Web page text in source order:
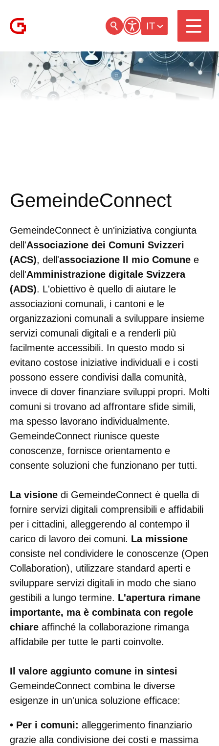
IT
GemeindeConnect
GemeindeConnect è un'iniziativa congiunta
dell'Associazione dei Comuni Svizzeri
(ACS), dell'associazione Il mio Comune e
dell'Amministrazione digitale Svizzera
(ADS). L'obiettivo è quello di aiutare le
associazioni comunali, i cantoni e le
organizzazioni comunali a sviluppare insieme
servizi comunali digitali e a renderli più
facilmente accessibili. In questo modo si
evitano costose iniziative individuali e i costi
possono essere condivisi dalla comunità,
invece di dover finanziare sviluppi propri. Molti
comuni si trovano ad affrontare sfide simili,
ma spesso lavorano individualmente.
GemeindeConnect riunisce queste
conoscenze, fornisce orientamento e
consente soluzioni che funzionano per tutti.
La visione di GemeindeConnect è quella di
fornire servizi digitali comprensibili e affidabili
per i cittadini, alleggerendo al contempo il
carico di lavoro dei comuni. La missione
consiste nel condividere le conoscenze (Open
Collaboration), utilizzare standard aperti e
sviluppare servizi digitali in modo che siano
gestibili a lungo termine. L'apertura rimane
importante, ma è combinata con regole
chiare affinché la collaborazione rimanga
affidabile per tutte le parti coinvolte.
Il valore aggiunto comune in sintesi
GemeindeConnect combina le diverse
esigenze in un'unica soluzione efficace:
• Per i comuni: alleggerimento finanziario
grazie alla condivisione dei costi e massima